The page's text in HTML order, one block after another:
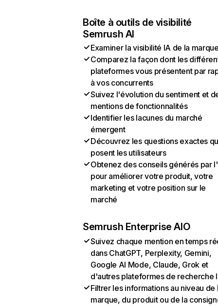
Boîte à outils de visibilité
Semrush AI
Examiner la visibilité IA de la
Comparez la façon dont les
plateformes vous présentent par
à vos concurrents
Suivez l'évolution du sentiment et
mentions de fonctionnalités
Identifier les lacunes du marché
émergent
Découvrez les questions exactes
posent les utilisateurs
Obtenez des conseils générés par
pour améliorer votre produit, votre
marketing et votre position sur le
marché
Semrush Enterprise AIO
Suivez chaque mention en temps
dans ChatGPT, Perplexity, Gemini,
Google AI Mode, Claude, Grok et
d'autres plateformes de recherche
Filtrer les informations au niveau de
marque, du produit ou de la